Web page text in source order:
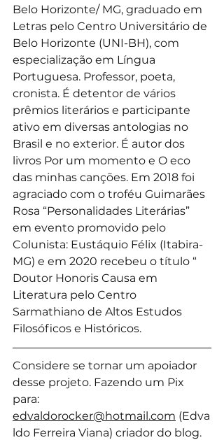
Belo Horizonte/ MG, graduado em
Letras pelo Centro Universitário de
Belo Horizonte (UNI-BH), com
especialização em Língua
Portuguesa. Professor, poeta,
cronista. É detentor de vários
prêmios literários e participante
ativo em diversas antologias no
Brasil e no exterior. É autor dos
livros Por um momento e O eco
das minhas canções. Em 2018 foi
agraciado com o troféu Guimarães
Rosa “Personalidades Literárias”
em evento promovido pelo
Colunista: Eustáquio Félix (Itabira-
MG) e em 2020 recebeu o título “
Doutor Honoris Causa em
Literatura pelo Centro
Sarmathiano de Altos Estudos
Filosóficos e Históricos.
Considere se tornar um apoiador
desse projeto. Fazendo um Pix
para:
edvaldorocker@hotmail.com (Edva
ldo Ferreira Viana) criador do blog.